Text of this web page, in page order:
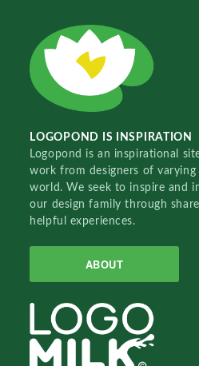
LOGOPOND IS INSPIRATION
Logopond is an inspirational
work from designers of
world. We seek to inspire and
our design family through
helpful experiences.
ABOUT